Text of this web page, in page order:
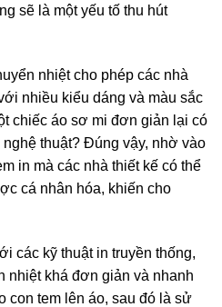
sẽ là một yếu tố thu hút
nhiệt cho phép các nhà
nhiều kiểu dáng và màu sắc
chiếc áo sơ mi đơn giản lại có
thuật? Đúng vậy, nhờ vào
in mà các nhà thiết kế có thể
cá nhân hóa, khiến cho
các kỹ thuật in truyền thống,
nhiệt khá đơn giản và nhanh
con tem lên áo, sau đó là sử